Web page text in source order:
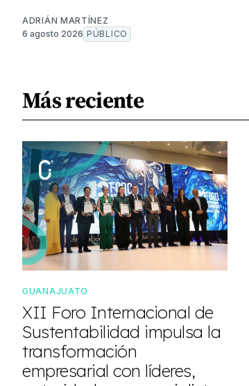
ADRIÁN MARTÍNEZ
6 agosto 2026 PÚBLICO
Más reciente
GUANAJUATO
XII Foro Internacional de
Sustentabilidad impulsa la
transformación
empresarial con líderes,